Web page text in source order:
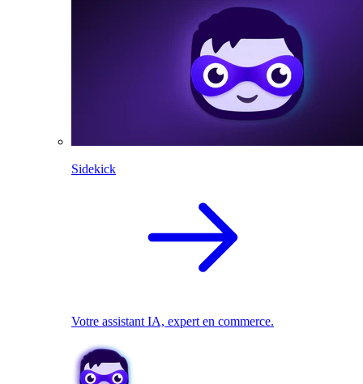
Sidekick
Votre assistant IA, expert en commerce.